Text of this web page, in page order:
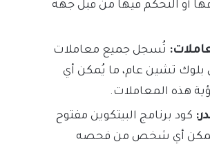
أو التحكم فيها من قبل جهة
تُسجل جميع معاملات
بلوك تشين عام، ما يُمكن أي
هذه المعاملات.
كود برنامج البيتكوين مفتوح
يُمكن أي شخص من فحصه